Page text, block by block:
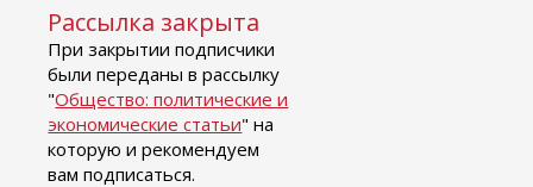
Рассылка закрыта
При закрытии подписчики
были переданы в рассылку
"Общество: политические и
экономические статьи" на
которую и рекомендуем
вам подписаться.